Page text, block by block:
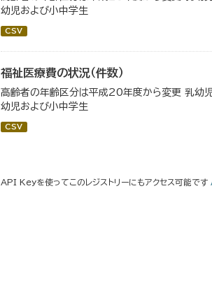
幼児および小中学生
CSV
福祉医療費の状況（件数）
高齢者の年齢区分は平成20年度から変更 乳幼
幼児および小中学生
CSV
API Keyを使ってこのレジストリーにもアクセス可能です